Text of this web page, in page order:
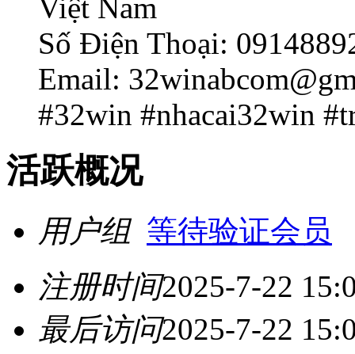
Việt Nam
Số Điện Thoại:
Email:
#32win #nhacai32win
活跃概况
用户组 等待验证会员
注册时间2025-7-22
最后访问2025-7-22